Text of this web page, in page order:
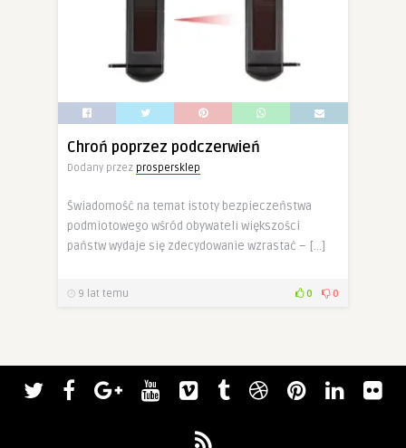
Chroń poprzez podczerwień
Dodany przez prospersklep
Świadomość na temat istoty bezpieczeństwa
podmiotowego wśród obywateli większości
państw wydaje się zdecydowanie wzrastać – […]
9 lat temu 0 0